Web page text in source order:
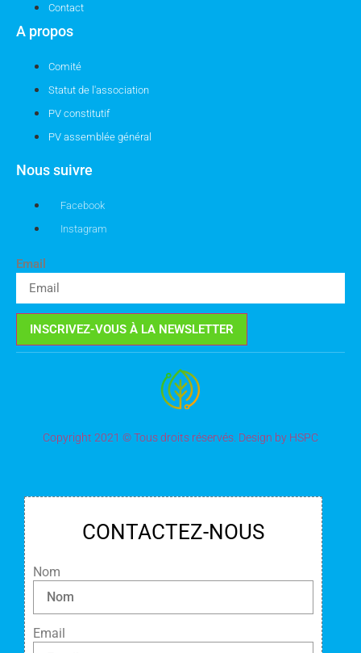
Contact
A propos
Comité
Statut de l'association
PV constitutif
PV assemblée général
Nous suivre
Facebook
Instagram
Email
INSCRIVEZ-VOUS À LA NEWSLETTER
Copyright 2021 © Tous droits réservés. Design by HSPC
CONTACTEZ-NOUS
Nom
Email